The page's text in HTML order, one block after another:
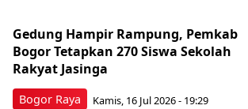
Bogor Raya
Gedung Hampir Rampung, Pemkab
Bogor Tetapkan 270 Siswa Sekolah
Rakyat Jasinga
Kamis, 16 Jul 2026 - 19:29